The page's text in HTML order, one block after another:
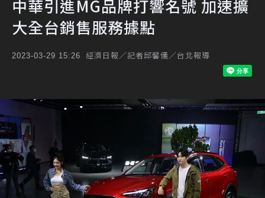
中華引進MG品牌打響名號 加速擴
大全台銷售服務據點
2023-03-29 15:26 經濟日報／記者邱馨儀／台北報導